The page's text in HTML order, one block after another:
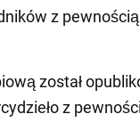
z pewnością
został
z